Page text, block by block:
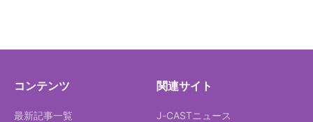
コンテンツ
最新記事一覧
関連サイト
J-CASTニュース